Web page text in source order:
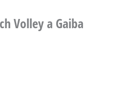
Volley a Gaiba